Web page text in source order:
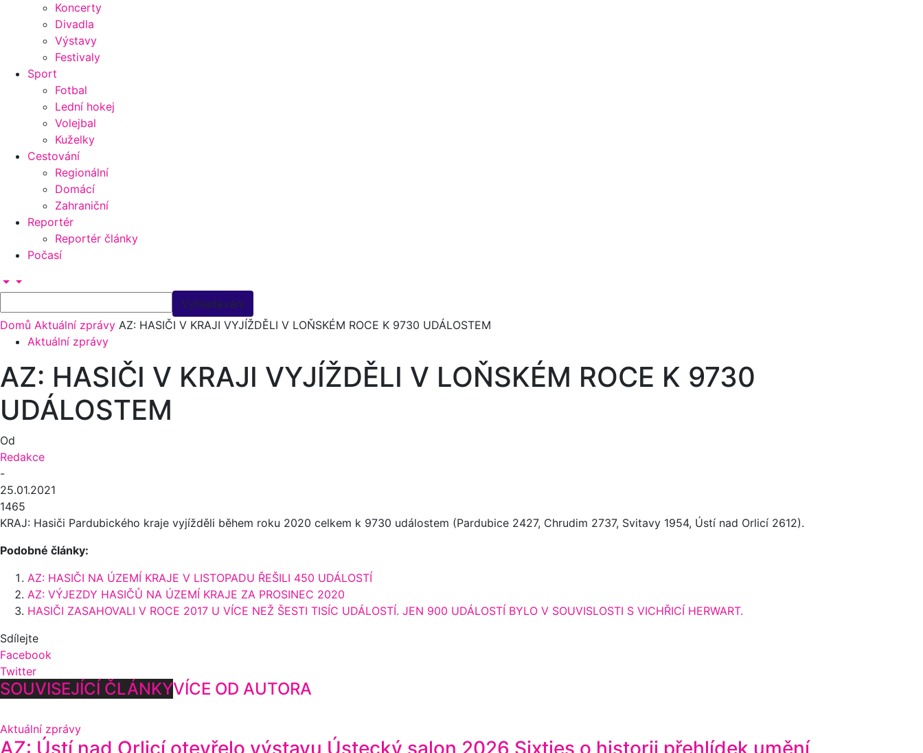
Koncerty
Divadla
Výstavy
Festivaly
Sport
Fotbal
Lední hokej
Volejbal
Kuželky
Cestování
Regionální
Domácí
Zahraniční
Reportér
Reportér články
Počasí
Domů Aktuální zprávy AZ: HASIČI V KRAJI VYJÍŽDĚLI V LOŇSKÉM ROCE K 9730 UDÁLOSTEM
Aktuální zprávy
AZ: HASIČI V KRAJI VYJÍŽDĚLI V LOŇSKÉM ROCE K 9730
UDÁLOSTEM
Od
Redakce
-
25.01.2021
1465
KRAJ: Hasiči Pardubického kraje vyjížděli během roku 2020 celkem k 9730 událostem (Pardubice 2427, Chrudim 2737, Svitavy 1954, Ústí nad Orlicí 2612).
Podobné články:
AZ: HASIČI NA ÚZEMÍ KRAJE V LISTOPADU ŘEŠILI 450 UDÁLOSTÍ
AZ: VÝJEZDY HASIČŮ NA ÚZEMÍ KRAJE ZA PROSINEC 2020
HASIČI ZASAHOVALI V ROCE 2017 U VÍCE NEŽ ŠESTI TISÍC UDÁLOSTÍ. JEN 900 UDÁLOSTÍ BYLO V SOUVISLOSTI S VICHŘICÍ HERWART.
Sdílejte
Facebook
Twitter
SOUVISEJÍCÍ ČLÁNKYVÍCE OD AUTORA
Aktuální zprávy
AZ: Ústí nad Orlicí otevřelo výstavu Ústecký salon 2026 Sixties o historii přehlídek umění